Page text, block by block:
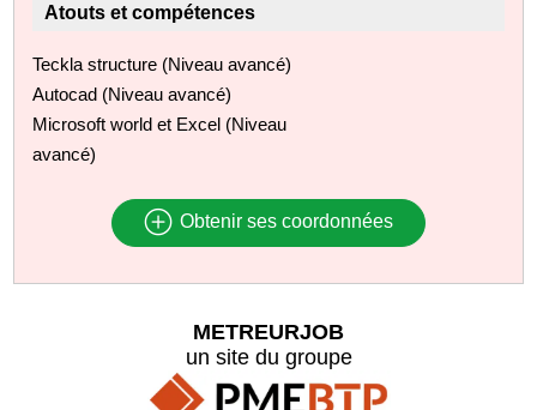
Atouts et compétences
Teckla structure (Niveau avancé)
Autocad (Niveau avancé)
Microsoft world et Excel (Niveau
avancé)
Obtenir ses coordonnées
METREURJOB
un site du groupe